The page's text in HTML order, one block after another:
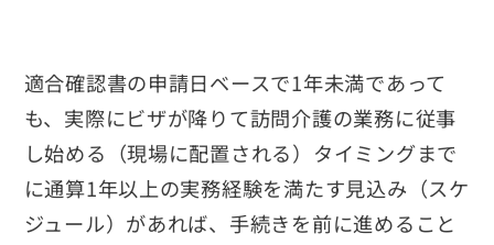
適合確認書の申請日ベースで1年未満であって
も、実際にビザが降りて訪問介護の業務に従事
し始める（現場に配置される）タイミングまで
に通算1年以上の実務経験を満たす見込み（スケ
ジュール）があれば、手続きを前に進めること